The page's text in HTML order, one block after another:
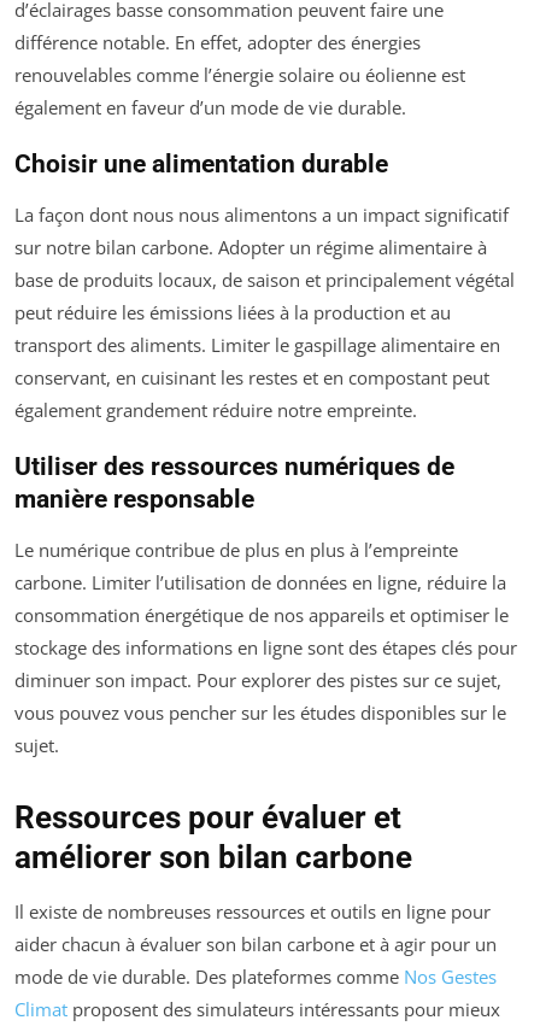
d’éclairages basse consommation peuvent faire une
différence notable. En effet, adopter des énergies
renouvelables comme l’énergie solaire ou éolienne est
également en faveur d’un mode de vie durable.
Choisir une alimentation durable
La façon dont nous nous alimentons a un impact significatif
sur notre bilan carbone. Adopter un régime alimentaire à
base de produits locaux, de saison et principalement végétal
peut réduire les émissions liées à la production et au
transport des aliments. Limiter le gaspillage alimentaire en
conservant, en cuisinant les restes et en compostant peut
également grandement réduire notre empreinte.
Utiliser des ressources numériques de
manière responsable
Le numérique contribue de plus en plus à l’empreinte
carbone. Limiter l’utilisation de données en ligne, réduire la
consommation énergétique de nos appareils et optimiser le
stockage des informations en ligne sont des étapes clés pour
diminuer son impact. Pour explorer des pistes sur ce sujet,
vous pouvez vous pencher sur les études disponibles sur le
sujet.
Ressources pour évaluer et
améliorer son bilan carbone
Il existe de nombreuses ressources et outils en ligne pour
aider chacun à évaluer son bilan carbone et à agir pour un
mode de vie durable. Des plateformes comme Nos Gestes
Climat proposent des simulateurs intéressants pour mieux